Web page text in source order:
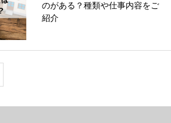
のがある？種類や仕事内容をご
紹介